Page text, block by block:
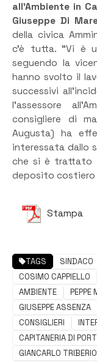
all’Ambiente in
Giuseppe Di
della civica
c’è tutta. “Vi è
seguendo la
hanno svolto il
successivi
l’assessore
consigliere di
Augusta) ha
interessata dallo
che si è trattato
deposito costiero
Stampa
TAGS SINDACO
COSIMO CAPPIELLO
AMBIENTE
PEPPE
GIUSEPPE ASSENZA
CONSIGLIERI
CAPITANERIA DI
GIANCARLO TRIBERIO